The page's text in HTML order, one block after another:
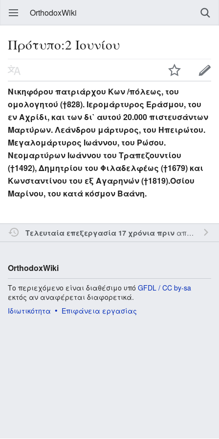
OrthodoxWiki
Πρότυπο:2 Ιουνίου
Νικηφόρου πατριάρχου Κων /πόλεως, του
ομολογητού (†828). Ιερομάρτυρος Εράσμου, του
εν Αχρίδι, και των δι` αυτού 20.000 πιστευσάντων
Μαρτύρων. Λεάνδρου μάρτυρος, του Ηπειρώτου.
Μεγαλομάρτυρος Ιωάννου, του Ρώσου.
Νεομαρτύρων Ιωάννου του Τραπεζουντίου
(†1492), Δημητρίου του Φιλαδελφέως (†1679) και
Κωνσταντίνου του εξ Αγαρηνών (†1819).Οσίου
Μαρίνου, του κατά κόσμον Βαάνη.
Τελευταία επεξεργασία 17 χρόνια πριναπό τον την
OrthodoxWiki
Το περιεχόμενο είναι διαθέσιμο υπό GFDL / CC by-sa
εκτός αν αναφέρεται διαφορετικά.
Ιδιωτικότητα
Επιφάνεια εργασίας